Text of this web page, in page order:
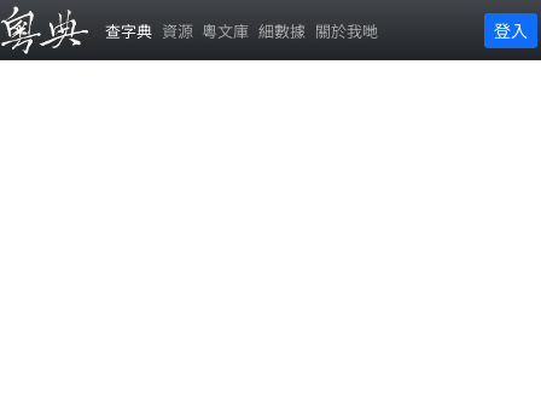
查字典 資源 粵文庫 細數據 關於我哋 登入